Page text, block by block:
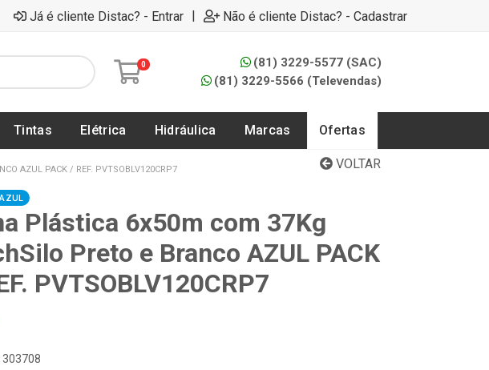
Já é cliente Distac? - Entrar | Não é cliente Distac? - Cadastrar
0
(81) 3229-5577 (SAC)
(81) 3229-5566 (Televendas)
Tintas Elétrica Hidráulica Marcas Ofertas
VOLTAR
AZUL PACK / REF. PVTSOBLV120CRP7
Plástica 6x50m com 37Kg
Preto e Branco AZUL PACK
PVTSOBLV120CRP7
303708